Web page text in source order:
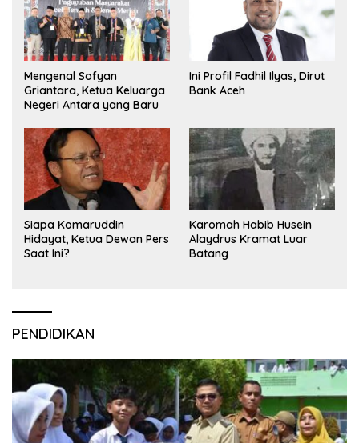
Mengenal Sofyan
Griantara, Ketua Keluarga
Negeri Antara yang Baru
Ini Profil Fadhil Ilyas, Dirut
Bank Aceh
Siapa Komaruddin
Hidayat, Ketua Dewan Pers
Saat Ini?
Karomah Habib Husein
Alaydrus Kramat Luar
Batang
PENDIDIKAN